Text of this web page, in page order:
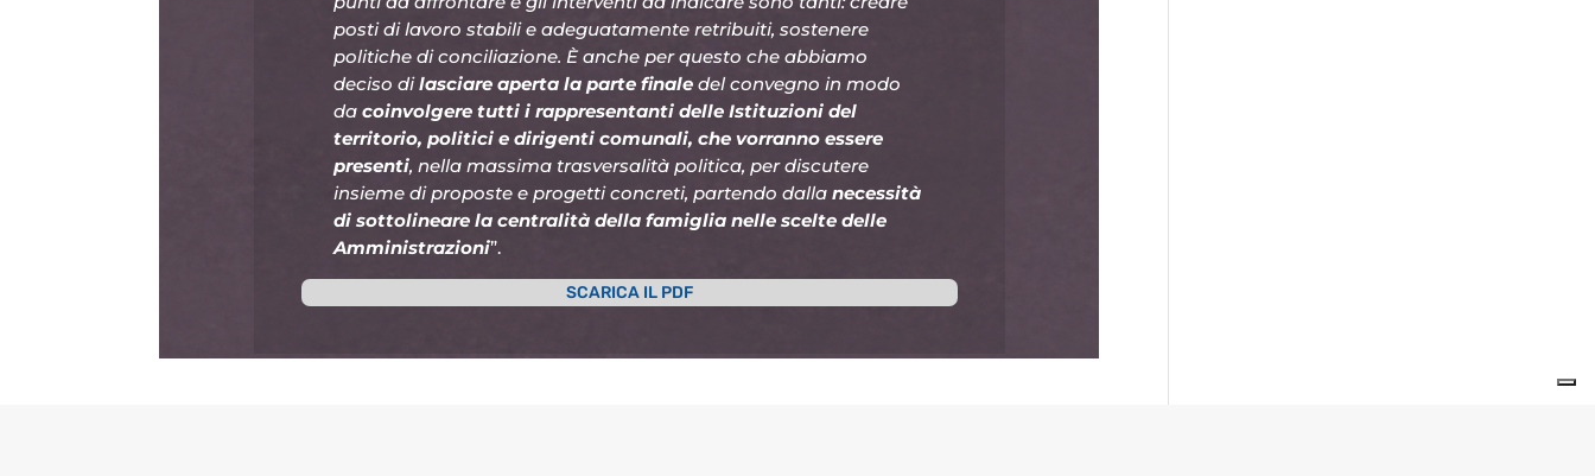
posti di lavoro stabili e adeguatamente retribuiti, sostenere
politiche di conciliazione. È anche per questo che abbiamo
deciso dilasciare aperta la parte finale del convegno in modo
dacoinvolgere tutti i rappresentanti delle Istituzioni del
territorio, politici e dirigenti comunali, che vorranno essere
presenti, nella massima trasversalità politica, per discutere
insieme di proposte e progetti concreti, partendo dallanecessità
di sottolineare la centralità della famiglia nelle scelte delle
Amministrazioni”.
SCARICA IL PDF